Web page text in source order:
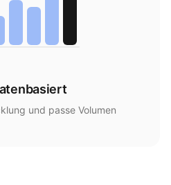
und passe Volumen